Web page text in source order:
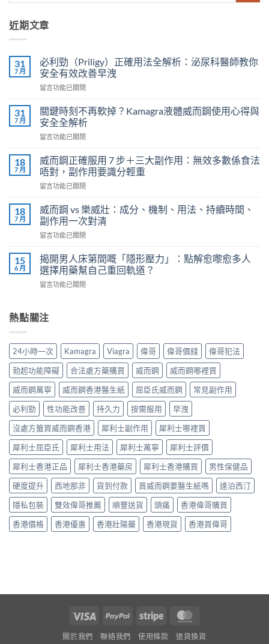
近期文章
31
7 月
必利勁（Priligy）正確用法全解析：泌尿科醫師教你
安全有效改善早洩
在
利
勁
（Priligy）
正
用
法
全
解
泌
尿
醫
教
你
安
效
改
早
洩〉
中
留言功能已關閉
31
7 月
關鍵時刻不再軟掉？Kamagra液體威而鋼使用心得與
安全全解析
在
鍵
時
刻
不
軟
掉？
Kamagra
液
威
而
使
得
全
全
解
析〉
中
留言功能已關閉
18
7 月
威而鋼正確服用 7 步＋三大副作用：無效多數係食法
唔對，副作用要識分輕重
在
而
鋼
正
確
用
7
步
＋
副
效
多
數
係
食
唔
對，
副
作
用
要
識
分
輕
重〉
中
留言功能已關閉
18
7 月
威而鋼 vs 樂威壯：成分、機制、用法、持續時間、
副作用一次對清
在
而
鋼
vs
樂
成
制、
用
法、
持
續
時
間、
副
作
用
一
次
對
清〉
中
留言功能已關閉
15
6 月
揭開男人床第間嘅「隱形壓力」：點解愈嚟愈多人
選擇用藥幫自己重回軌道？
在
男
人
第
嘅
「隱
形
壓
力」：
點
解
愈
嚟
愈
多
人
選
擇
用
藥
幫
留言功能已關閉
熱點關注
24小時一次 Kamagra Viagra 偉哥 偉哥價錢
偉哥犯法
勃起功能障礙
合法處方藥購買 威而鋼
威而鋼哪裡買
威而鋼萬寧
威而鋼香港醫生紙 屈臣氏威而鋼
常見副作用
必利勁
性功能改善 持久力 按需服用
早洩
沒處方籤買威而鋼香港
犀利士副作用
犀利士哪裡買
犀利士屈臣氏
犀利士用法 犀利士萬寧
犀利士評價
犀利士香港正品
犀利士香港藥房 犀利士香港購買
男性保健品
硬度提升
西地那非 貨到付款 買威而鋼要醫生紙嗎
達泊西汀
隱私包裝
雙效偉哥推薦 順豐送貨 頭痛
香港偉哥購買
香港價格
香港優惠 香港壯陽藥 香港現貨 香港買偉哥
Visa PayPal Stripe
關於我們 聯絡我們 使用條款 退貨換貨